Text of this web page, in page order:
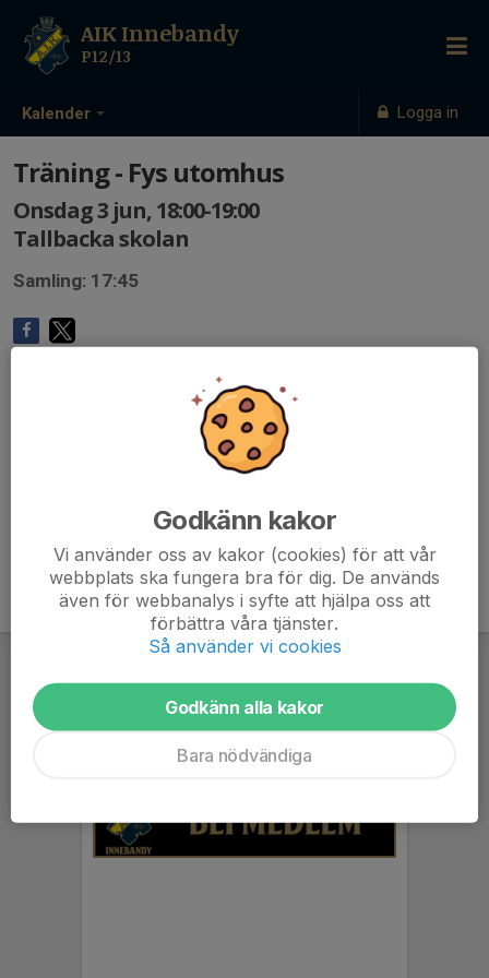
Kalender Logga in
AIK Innebandy
P12/13
Träning - Fys utomhus
Onsdag 3 jun, 18:00-19:00
Tallbacka skolan
Samling: 17:45
Godkänn kakor
Vi använder oss av kakor (cookies) för att vår
webbplats ska fungera bra för dig. De används
även för webbanalys i syfte att hjälpa oss att
förbättra våra tjänster.
Så använder vi cookies
Godkänn alla kakor
Bara nödvändiga